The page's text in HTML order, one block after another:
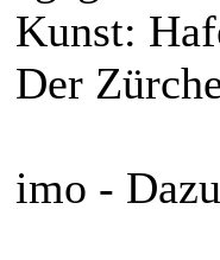
Kunst:
Der
imo -